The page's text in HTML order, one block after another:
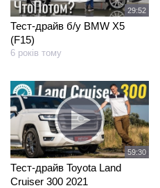
29:52
Тест-драйв б/у BMW X5
(F15)
6 років тому
59:30
Тест-драйв Toyota Land
Cruiser 300 2021